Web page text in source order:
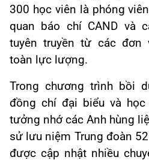
300 học viên là phóng
quan báo chí CAND và
tuyên truyền từ các đơn
toàn lực lượng.
Trong chương trình bồi
đồng chí đại biểu và
tưởng nhớ các Anh hùng
sử lưu niệm Trung đoàn
được cập nhật nhiều